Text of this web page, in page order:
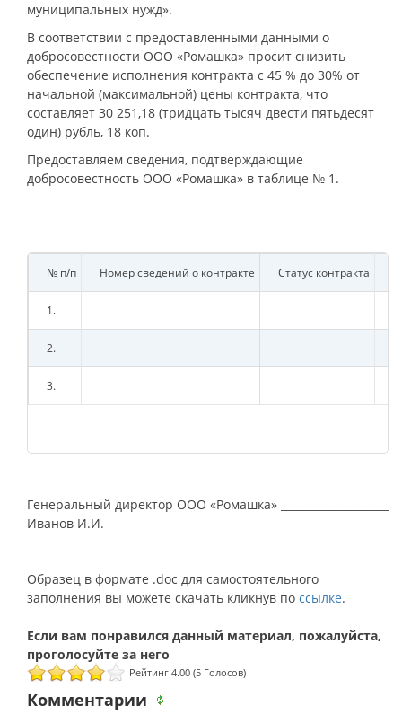
муниципальных нужд».
В соответствии с предоставленными данными о
добросовестности ООО «Ромашка» просит снизить
обеспечение исполнения контракта с 45 % до 30% от
начальной (максимальной) цены контракта, что
составляет 30 251,18 (тридцать тысяч двести пятьдесят
один) рубль, 18 коп.
Предоставляем сведения, подтверждающие
добросовестность ООО «Ромашка» в таблице № 1.
№ п/п Номер сведений о контракте Статус контракта
1.
2.
3.
Генеральный директор ООО «Ромашка» ____________________
Иванов И.И.
Образец в формате .doc для самостоятельного
заполнения вы можете скачать кликнув по ссылке.
Рейтинг 4.00 (5 Голосов)
Комментарии